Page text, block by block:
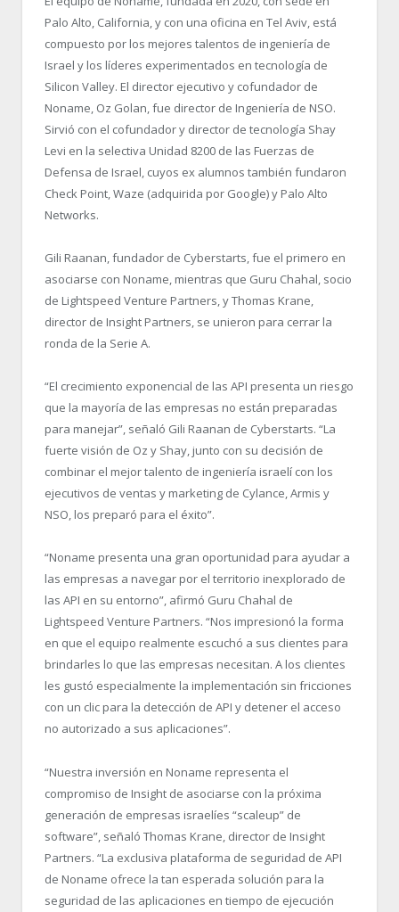
Palo Alto, California, y con una oficina en Tel Aviv, está
compuesto por los mejores talentos de ingeniería de
Israel y los líderes experimentados en tecnología de
Silicon Valley. El director ejecutivo y cofundador de
Noname, Oz Golan, fue director de Ingeniería de NSO.
Sirvió con el cofundador y director de tecnología Shay
Levi en la selectiva Unidad 8200 de las Fuerzas de
Defensa de Israel, cuyos ex alumnos también fundaron
Check Point, Waze (adquirida por Google) y Palo Alto
Networks.
Gili Raanan, fundador de Cyberstarts, fue el primero en
asociarse con Noname, mientras que Guru Chahal, socio
de Lightspeed Venture Partners, y Thomas Krane,
director de Insight Partners, se unieron para cerrar la
ronda de la Serie A.
“El crecimiento exponencial de las API presenta un riesgo
que la mayoría de las empresas no están preparadas
para manejar”, señaló Gili Raanan de Cyberstarts. “La
fuerte visión de Oz y Shay, junto con su decisión de
combinar el mejor talento de ingeniería israelí con los
ejecutivos de ventas y marketing de Cylance, Armis y
NSO, los preparó para el éxito”.
“Noname presenta una gran oportunidad para ayudar a
las empresas a navegar por el territorio inexplorado de
las API en su entorno”, afirmó Guru Chahal de
Lightspeed Venture Partners. “Nos impresionó la forma
en que el equipo realmente escuchó a sus clientes para
brindarles lo que las empresas necesitan. A los clientes
les gustó especialmente la implementación sin fricciones
con un clic para la detección de API y detener el acceso
no autorizado a sus aplicaciones”.
“Nuestra inversión en Noname representa el
compromiso de Insight de asociarse con la próxima
generación de empresas israelíes “scaleup” de
software”, señaló Thomas Krane, director de Insight
Partners. “La exclusiva plataforma de seguridad de API
de Noname ofrece la tan esperada solución para la
seguridad de las aplicaciones en tiempo de ejecución